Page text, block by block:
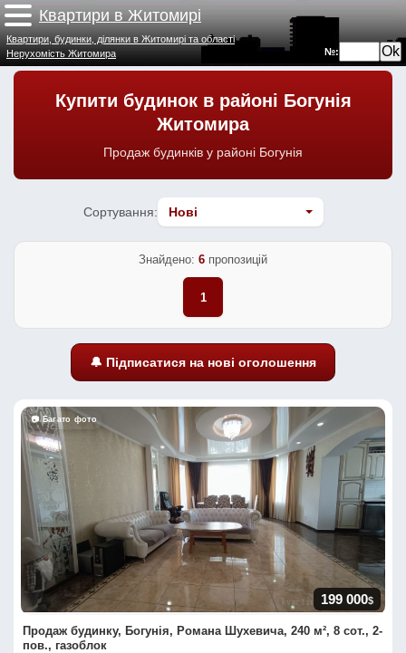
Квартири в Житомирі
№:
Квартири, будинки, ділянки в Житомирі та області
Нерухомість Житомира
Купити будинок в районі Богунія
Житомира
Продаж будинків у районі Богунія
Сортування:
Знайдено: 6 пропозицій
1
🔔 Підписатися на нові оголошення
📷 Багато фото
199 000$
Продаж будинку, Богунія, Романа Шухевича, 240 м², 8 сот., 2-
пов., газоблок